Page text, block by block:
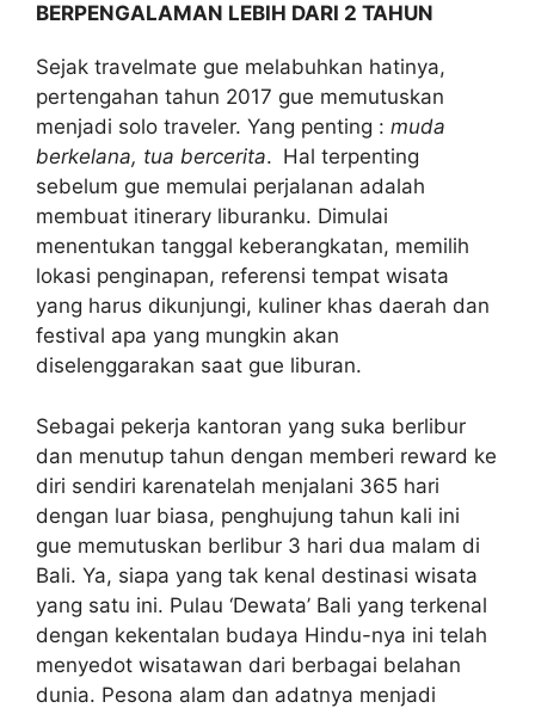
BERPENGALAMAN LEBIH DARI 2 TAHUN
Sejak travelmate gue melabuhkan hatinya,
pertengahan tahun 2017 gue memutuskan
menjadi solo traveler. Yang penting : muda
berkelana, tua bercerita. Hal terpenting
sebelum gue memulai perjalanan adalah
membuat itinerary liburanku. Dimulai
menentukan tanggal keberangkatan, memilih
lokasi penginapan, referensi tempat wisata
yang harus dikunjungi, kuliner khas daerah dan
festival apa yang mungkin akan
diselenggarakan saat gue liburan.
Sebagai pekerja kantoran yang suka berlibur
dan menutup tahun dengan memberi reward ke
diri sendiri karenatelah menjalani 365 hari
dengan luar biasa, penghujung tahun kali ini
gue memutuskan berlibur 3 hari dua malam di
Bali. Ya, siapa yang tak kenal destinasi wisata
yang satu ini. Pulau ‘Dewata’ Bali yang terkenal
dengan kekentalan budaya Hindu-nya ini telah
menyedot wisatawan dari berbagai belahan
dunia. Pesona alam dan adatnya menjadi